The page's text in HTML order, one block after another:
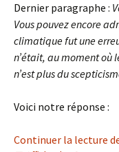
Dernier paragraphe :
Vous pouvez encore
climatique fut une
n’était, au moment où
n’est plus du
Voici notre réponse :
Continuer la lecture